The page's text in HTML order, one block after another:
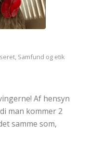
, Samfund og etik
Af hensyn
man kommer 2
samme som,